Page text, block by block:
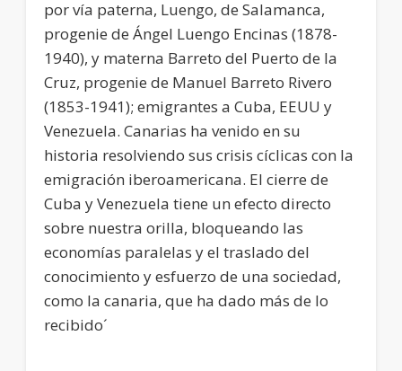
por vía paterna, Luengo, de Salamanca,
progenie de Ángel Luengo Encinas (1878-
1940), y materna Barreto del Puerto de la
Cruz, progenie de Manuel Barreto Rivero
(1853-1941); emigrantes a Cuba, EEUU y
Venezuela. Canarias ha venido en su
historia resolviendo sus crisis cíclicas con la
emigración iberoamericana. El cierre de
Cuba y Venezuela tiene un efecto directo
sobre nuestra orilla, bloqueando las
economías paralelas y el traslado del
conocimiento y esfuerzo de una sociedad,
como la canaria, que ha dado más de lo
recibido´